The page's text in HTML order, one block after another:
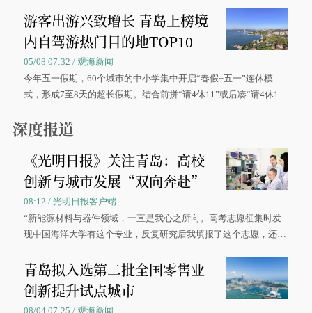
游客出游兴致增长 青岛上榜境
内自驾游热门目的地TOP10
05/08 07:32 / 观海新闻
今年五一假期，60个城市的中小学集中开启“春假+五一”连休模
式，形成7至8天的超长假期。结合前拼“请4休11”或后凑“请4休1
深度报道
《光明日报》关注青岛：高校
创新与城市发展“双向奔赴”
08:12 / 光明日报客户端
“新能源材料与器件领域，一直是我心之所向。高考志愿征集时发
现中国海洋大学有这个专业，反复研究后我填报了这个志愿，还真
大学材料科学与工程学院材料类专业的录取通知书。
青岛拟入选第二批全国零售业
创新提升试点城市
08/04 07:25 / 观海新闻